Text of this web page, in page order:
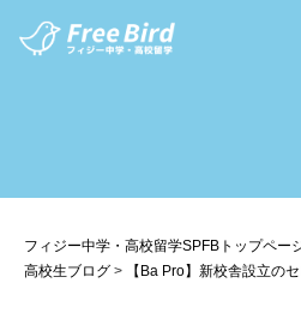
フィジー中学・高校留学SPFBトップペー
高校生ブログ > 【Ba Pro】新校舎設立の